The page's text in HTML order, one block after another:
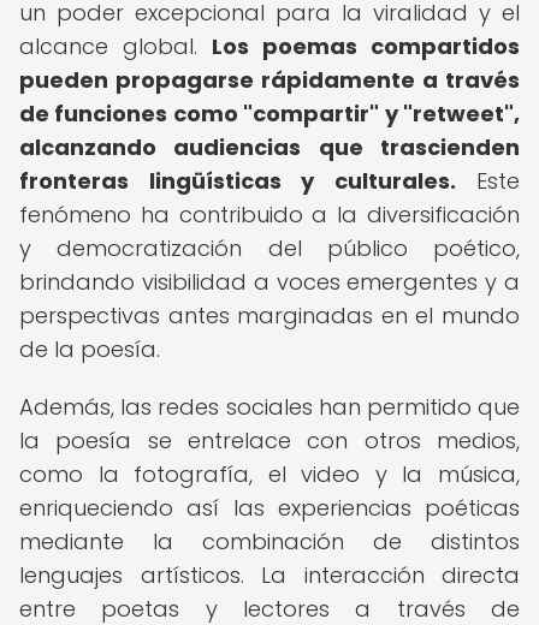
un poder excepcional para la viralidad y el
alcance global. Los poemas compartidos
pueden propagarse rápidamente a través
de funciones como "compartir" y "retweet",
alcanzando audiencias que trascienden
fronteras lingüísticas y culturales. Este
fenómeno ha contribuido a la diversificación
y democratización del público poético,
brindando visibilidad a voces emergentes y a
perspectivas antes marginadas en el mundo
de la poesía.
Además, las redes sociales han permitido que
la poesía se entrelace con otros medios,
como la fotografía, el video y la música,
enriqueciendo así las experiencias poéticas
mediante la combinación de distintos
lenguajes artísticos. La interacción directa
entre poetas y lectores a través de